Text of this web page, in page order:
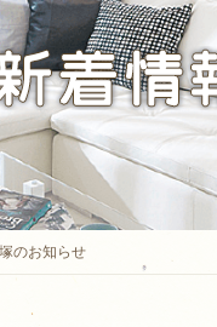
のお知らせ